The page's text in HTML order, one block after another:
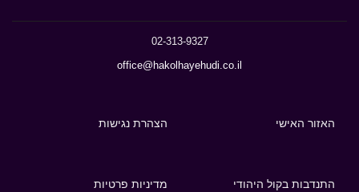
02-313-9327
office@hakolhayehudi.co.il
האזור האישי הצהרת נגישות
התנדבות בקול היהודי מדיניות פרטיות